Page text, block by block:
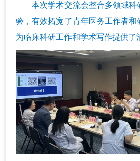
本次学术交流会整合多领域
验，有效拓宽了青年医务工作者和
为临床科研工作和学术写作提供了